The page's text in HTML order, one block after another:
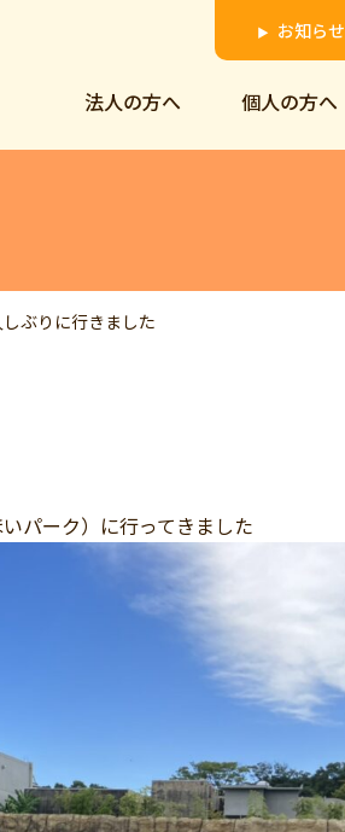
▶ お知らせ
法人の方へ 個人の方へ
ぶりに行きました
パーク）に行ってきました